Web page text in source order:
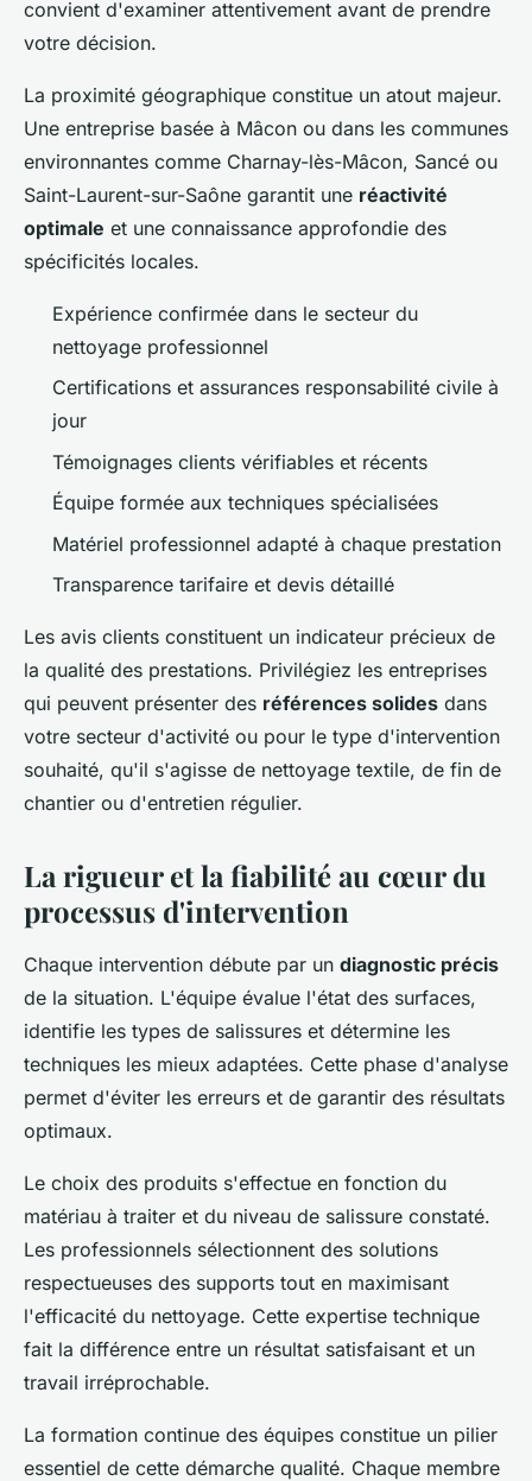
convient d'examiner attentivement avant de prendre
votre décision.
La proximité géographique constitue un atout majeur.
Une entreprise basée à Mâcon ou dans les communes
environnantes comme Charnay-lès-Mâcon, Sancé ou
Saint-Laurent-sur-Saône garantit une réactivité
optimale et une connaissance approfondie des
spécificités locales.
Expérience confirmée dans le secteur du
nettoyage professionnel
Certifications et assurances responsabilité civile à
jour
Témoignages clients vérifiables et récents
Équipe formée aux techniques spécialisées
Matériel professionnel adapté à chaque prestation
Transparence tarifaire et devis détaillé
Les avis clients constituent un indicateur précieux de
la qualité des prestations. Privilégiez les entreprises
qui peuvent présenter des références solides dans
votre secteur d'activité ou pour le type d'intervention
souhaité, qu'il s'agisse de nettoyage textile, de fin de
chantier ou d'entretien régulier.
La rigueur et la fiabilité au cœur du
processus d'intervention
Chaque intervention débute par un diagnostic précis
de la situation. L'équipe évalue l'état des surfaces,
identifie les types de salissures et détermine les
techniques les mieux adaptées. Cette phase d'analyse
permet d'éviter les erreurs et de garantir des résultats
optimaux.
Le choix des produits s'effectue en fonction du
matériau à traiter et du niveau de salissure constaté.
Les professionnels sélectionnent des solutions
respectueuses des supports tout en maximisant
l'efficacité du nettoyage. Cette expertise technique
fait la différence entre un résultat satisfaisant et un
travail irréprochable.
La formation continue des équipes constitue un pilier
essentiel de cette démarche qualité. Chaque membre